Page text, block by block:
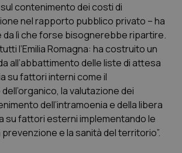
Giulia
& coronaropatie
Atopica
glucometri
contenimento dei costi di
nel rapporto pubblico privato – ha
lì che forse bisognerebbe ripartire.
l’Emilia Romagna: ha costruito un
all’abbattimento delle liste di attesa
su fattori interni come il
la valutazione dei
dell’intramoenia e della libera
su fattori esterni implementando le
e la sanità del territorio”.